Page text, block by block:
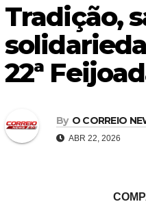
Tradição,
22ª
By O CORREIO
ABR 22, 2026